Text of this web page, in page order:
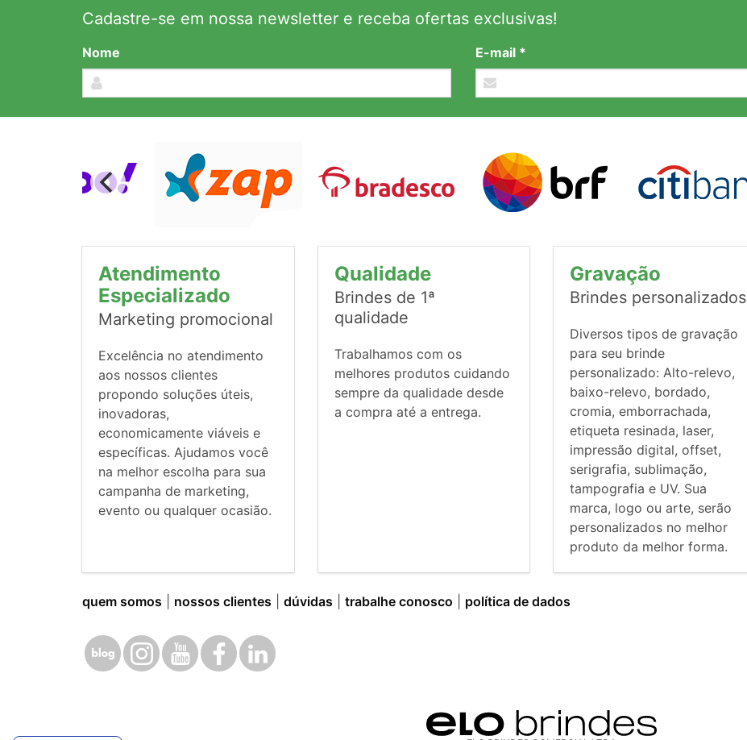
Cadastre-se em nossa newsletter e receba ofertas exclusivas!
Nome
E-mail *
Atendimento
Especializado
Marketing promocional
Excelência no atendimento
aos nossos clientes
propondo soluções úteis,
inovadoras,
economicamente viáveis e
específicas. Ajudamos você
na melhor escolha para sua
campanha de marketing,
evento ou qualquer ocasião.
Qualidade
Brindes de 1ª
qualidade
Trabalhamos com os
melhores produtos cuidando
sempre da qualidade desde
a compra até a entrega.
Gravação
Brindes personalizados
Diversos tipos de gravação
para seu brinde
personalizado: Alto-relevo,
baixo-relevo, bordado,
cromia, emborrachada,
etiqueta resinada, laser,
impressão digital, offset,
serigrafia, sublimação,
tampografia e UV. Sua
marca, logo ou arte, serão
personalizados no melhor
produto da melhor forma.
quem somos nossos clientes dúvidas trabalhe conosco política de dados